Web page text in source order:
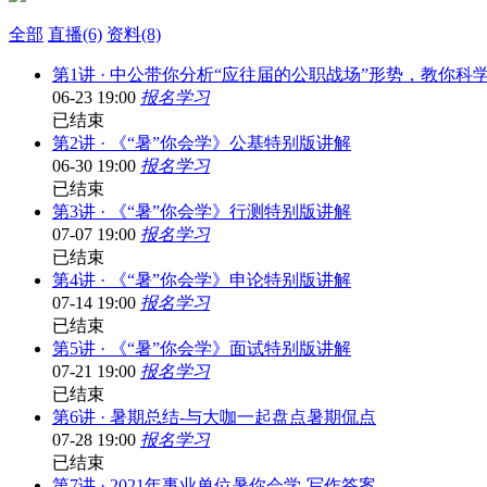
全部 直播(6) 资料(8)
第1讲 · 中公带你分析“应往届的公职战场”形势，教你科
06-23 19:00 报名学习
已结束
第2讲 · 《“暑”你会学》公基特别版讲解
06-30 19:00 报名学习
已结束
第3讲 · 《“暑”你会学》行测特别版讲解
07-07 19:00 报名学习
已结束
第4讲 · 《“暑”你会学》申论特别版讲解
07-14 19:00 报名学习
已结束
第5讲 · 《“暑”你会学》面试特别版讲解
07-21 19:00 报名学习
已结束
第6讲 · 暑期总结-与大咖一起盘点暑期侃点
07-28 19:00 报名学习
已结束